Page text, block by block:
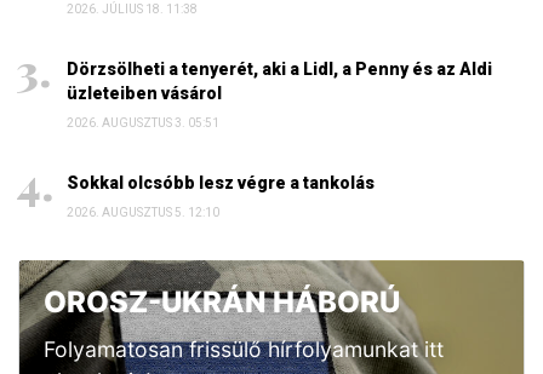
2026. JÚLIUS 18. 11:38
Dörzsölheti a tenyerét, aki a Lidl, a Penny és az Aldi
üzleteiben vásárol
2026. AUGUSZTUS 3. 05:51
Sokkal olcsóbb lesz végre a tankolás
2026. AUGUSZTUS 5. 12:10
OROSZ-UKRÁN HÁBORÚ
Folyamatosan frissülő hírfolyamunkat itt